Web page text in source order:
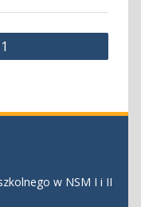
w NSM I i II